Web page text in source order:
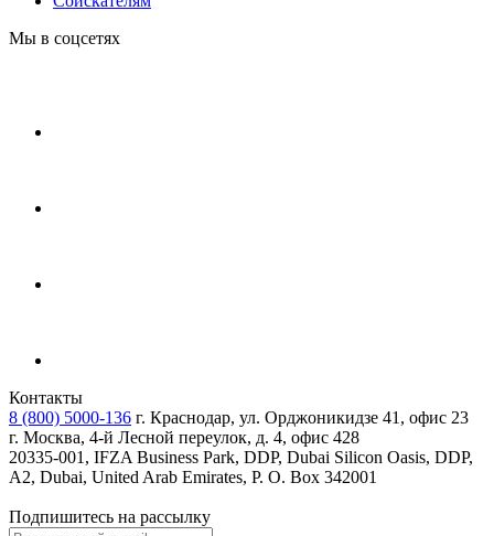
Мы в соцсетях
Контакты
8 (800) 5000-136 г. Краснодар, ул. Орджоникидзе 41, офис 23
г. Москва, 4-й Лесной переулок, д. 4, офис 428
20335-001, IFZA Business Park, DDP, Dubai Silicon Oasis, DDP,
A2, Dubai, United Arab Emirates, P. O. Box 342001
Подпишитесь на рассылку